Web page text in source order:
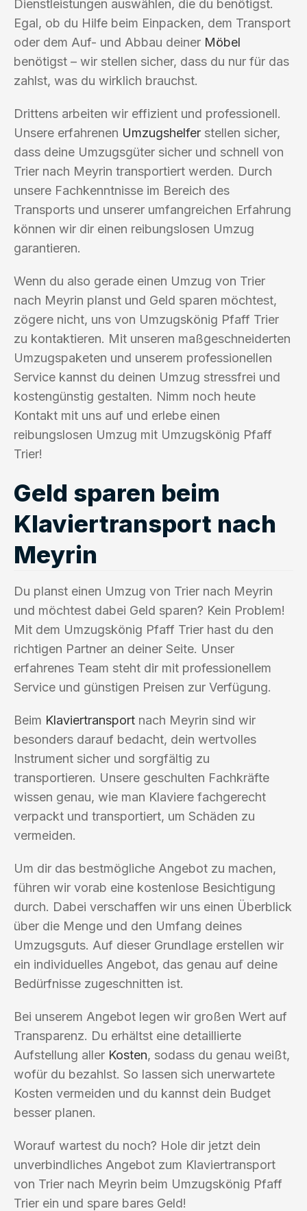
Dienstleistungen auswählen, die du benötigst.
Egal, ob du Hilfe beim Einpacken, dem Transport
oder dem Auf- und Abbau deiner Möbel
benötigst – wir stellen sicher, dass du nur für das
zahlst, was du wirklich brauchst.
Drittens arbeiten wir effizient und professionell.
Unsere erfahrenen Umzugshelfer stellen sicher,
dass deine Umzugsgüter sicher und schnell von
Trier nach Meyrin transportiert werden. Durch
unsere Fachkenntnisse im Bereich des
Transports und unserer umfangreichen Erfahrung
können wir dir einen reibungslosen Umzug
garantieren.
Wenn du also gerade einen Umzug von Trier
nach Meyrin planst und Geld sparen möchtest,
zögere nicht, uns von Umzugskönig Pfaff Trier
zu kontaktieren. Mit unseren maßgeschneiderten
Umzugspaketen und unserem professionellen
Service kannst du deinen Umzug stressfrei und
kostengünstig gestalten. Nimm noch heute
Kontakt mit uns auf und erlebe einen
reibungslosen Umzug mit Umzugskönig Pfaff
Trier!
Geld sparen beim
Klaviertransport nach
Meyrin
Du planst einen Umzug von Trier nach Meyrin
und möchtest dabei Geld sparen? Kein Problem!
Mit dem Umzugskönig Pfaff Trier hast du den
richtigen Partner an deiner Seite. Unser
erfahrenes Team steht dir mit professionellem
Service und günstigen Preisen zur Verfügung.
Beim Klaviertransport nach Meyrin sind wir
besonders darauf bedacht, dein wertvolles
Instrument sicher und sorgfältig zu
transportieren. Unsere geschulten Fachkräfte
wissen genau, wie man Klaviere fachgerecht
verpackt und transportiert, um Schäden zu
vermeiden.
Um dir das bestmögliche Angebot zu machen,
führen wir vorab eine kostenlose Besichtigung
durch. Dabei verschaffen wir uns einen Überblick
über die Menge und den Umfang deines
Umzugsguts. Auf dieser Grundlage erstellen wir
ein individuelles Angebot, das genau auf deine
Bedürfnisse zugeschnitten ist.
Bei unserem Angebot legen wir großen Wert auf
Transparenz. Du erhältst eine detaillierte
Aufstellung aller Kosten, sodass du genau weißt,
wofür du bezahlst. So lassen sich unerwartete
Kosten vermeiden und du kannst dein Budget
besser planen.
Worauf wartest du noch? Hole dir jetzt dein
unverbindliches Angebot zum Klaviertransport
von Trier nach Meyrin beim Umzugskönig Pfaff
Trier ein und spare bares Geld!